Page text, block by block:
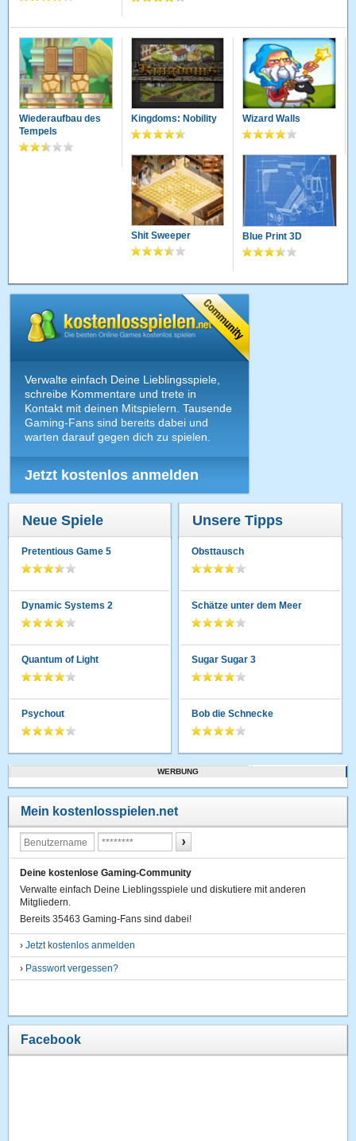
Wiederaufbau des
Tempels
Kingdoms: Nobility Wizard Walls
Shit Sweeper Blue Print 3D
Verwalte einfach Deine Lieblingsspiele,
schreibe Kommentare und trete in
Kontakt mit deinen Mitspielern. Tausende
Gaming-Fans sind bereits dabei und
warten darauf gegen dich zu spielen.
Jetzt kostenlos anmelden
Neue Spiele
Pretentious Game 5
Dynamic Systems 2
Quantum of Light
Psychout
Unsere Tipps
Obsttausch
Schätze unter dem Meer
Sugar Sugar 3
Bob die Schnecke
WERBUNG
Mein kostenlosspielen.net
Deine kostenlose Gaming-Community
Verwalte einfach Deine Lieblingsspiele und diskutiere mit anderen
Mitgliedern.
Bereits 35463 Gaming-Fans sind dabei!
›Jetzt kostenlos anmelden
› Passwort vergessen?
Facebook